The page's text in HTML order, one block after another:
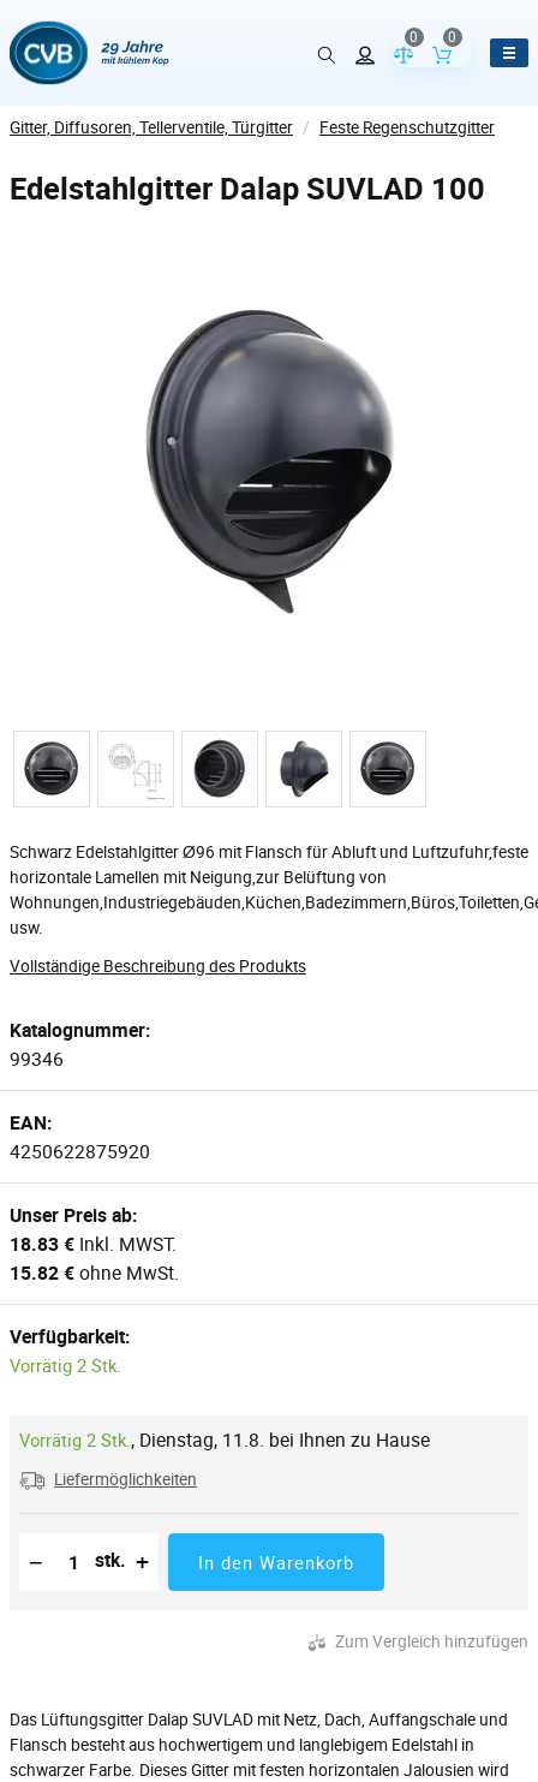
Vergleich der
0
Inhalt des
0
Gitter, Diffusoren, Tellerventile, Türgitter / Feste Regenschutzgitter
Edelstahlgitter Dalap SUVLAD 100
Schwarz Edelstahlgitter Ø96 mit Flansch für Abluft und Luftzufuhr,feste
horizontale Lamellen mit Neigung,zur Belüftung von
usw.
Vollständige Beschreibung des Produkts
Katalognummer:
99346
EAN:
4250622875920
Unser Preis ab:
18.83 € Inkl. MWST.
15.82 €ohne MwSt.
Verfügbarkeit:
Vorrätig 2 Stk.
Vorrätig 2 Stk., Dienstag, 11.8. bei Ihnen zu Hause
Liefermöglichkeiten
−
Reduzierung der Menge
Anzahl der Stücke
stk. + In den Warenkorb
Zum Vergleich hinzufügen
Das Lüftungsgitter Dalap SUVLAD mit Netz, Dach, Auffangschale und
Flansch besteht aus hochwertigem und langlebigem Edelstahl in
schwarzer Farbe. Dieses Gitter mit festen horizontalen Jalousien wird